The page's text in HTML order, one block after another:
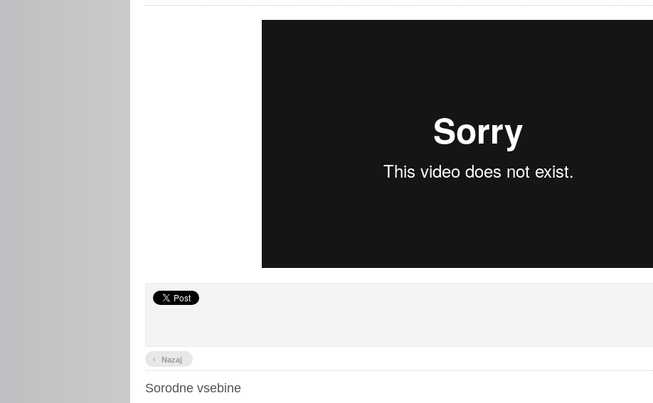
‹ Nazaj
Sorodne vsebine